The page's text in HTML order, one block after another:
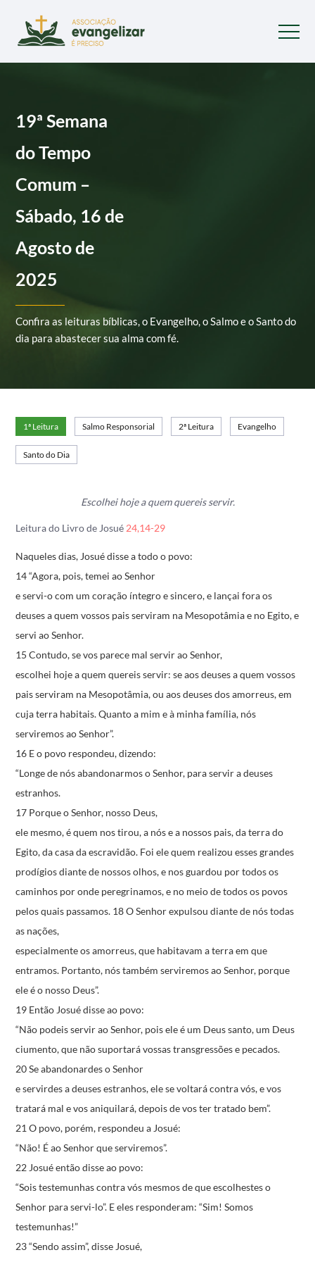
19ª Semana
do Tempo
Comum –
Sábado, 16 de
Agosto de
2025
Confira as leituras bíblicas, o Evangelho, o Salmo e o Santo do
dia para abastecer sua alma com fé.
1ª Leitura Salmo Responsorial 2ª Leitura Evangelho
Santo do Dia
Escolhei hoje a quem quereis servir.
Leitura do Livro de Josué 24,14-29
Naqueles dias, Josué disse a todo o povo:
14 “Agora, pois, temei ao Senhor
e servi-o com um coração íntegro e sincero,e lançai fora os
deuses a quem vossos pais serviram na Mesopotâmia e no Egito,e
servi ao Senhor.
15 Contudo, se vos parece mal servir ao Senhor,
escolhei hoje a quem quereis servir: se aos deuses a quem vossos
pais serviram na Mesopotâmia,ou aos deuses dos amorreus,em
cuja terra habitais.Quanto a mim e à minha família, nós
serviremos ao Senhor”.
16 E o povo respondeu, dizendo:
“Longe de nós abandonarmos o Senhor, para servir a deuses
estranhos.
17 Porque o Senhor, nosso Deus,
ele mesmo, é quem nos tirou,a nós e a nossos pais, da terra do
Egito,da casa da escravidão. Foi ele quem realizou esses grandes
prodígiosdiante de nossos olhos,e nos guardou por todos os
caminhos por onde peregrinamos,e no meio de todos os povos
pelos quais passamos. 18 O Senhor expulsou diante de nós todas
as nações,
especialmente os amorreus,que habitavam a terra em que
entramos. Portanto, nós também serviremos ao Senhor, porque
ele é o nosso Deus”.
19 Então Josué disse ao povo:
“Não podeis servir ao Senhor, pois ele é um Deus santo, um Deus
ciumento,que não suportará vossas transgressões e pecados.
20 Se abandonardes o Senhor
e servirdes a deuses estranhos,ele se voltará contra vós,e vos
tratará mal e vos aniquilará,depois de vos ter tratado bem”.
21 O povo, porém, respondeu a Josué:
“Não! É ao Senhor que serviremos”.
22 Josué então disse ao povo:
“Sois testemunhas contra vós mesmosde que escolhestes o
Senhor para servi-lo”. E eles responderam: “Sim! Somos
testemunhas!”
23 “Sendo assim”, disse Josué,